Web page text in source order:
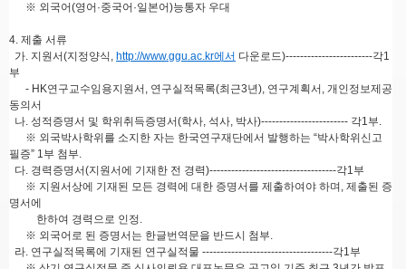
※ 외국어(영어·중국어·일본어)능통자 우대
4. 제출 서류
가. 지원서(지정양식, http://www.ggu.ac.kr에서 다운로드)------------------------각1
부
- HK연구교수임용지원서, 연구실적목록(최근3년), 연구계획서, 개인정보제공
동의서
나. 성적증명서 및 학위취득증명서(학사, 석사, 박사)------------------------ 각1부.
※ 외국박사학위를 소지한 자는 한국연구재단에서 발행하는 “박사학위신고
필증” 1부 첨부.
다. 경력증명서(지원서에 기재한 전 경력)-----------------------------------각1부
※ 지원서상에 기재된 모든 경력에 대한 증명서를 제출하여야 하며, 제출된 증
명서에
한하여 경력으로 인정.
※ 외국어로 된 증명서는 한글번역문을 반드시 첨부.
라. 연구실적목록에 기재된 연구실적물 ------------------------------------각1부